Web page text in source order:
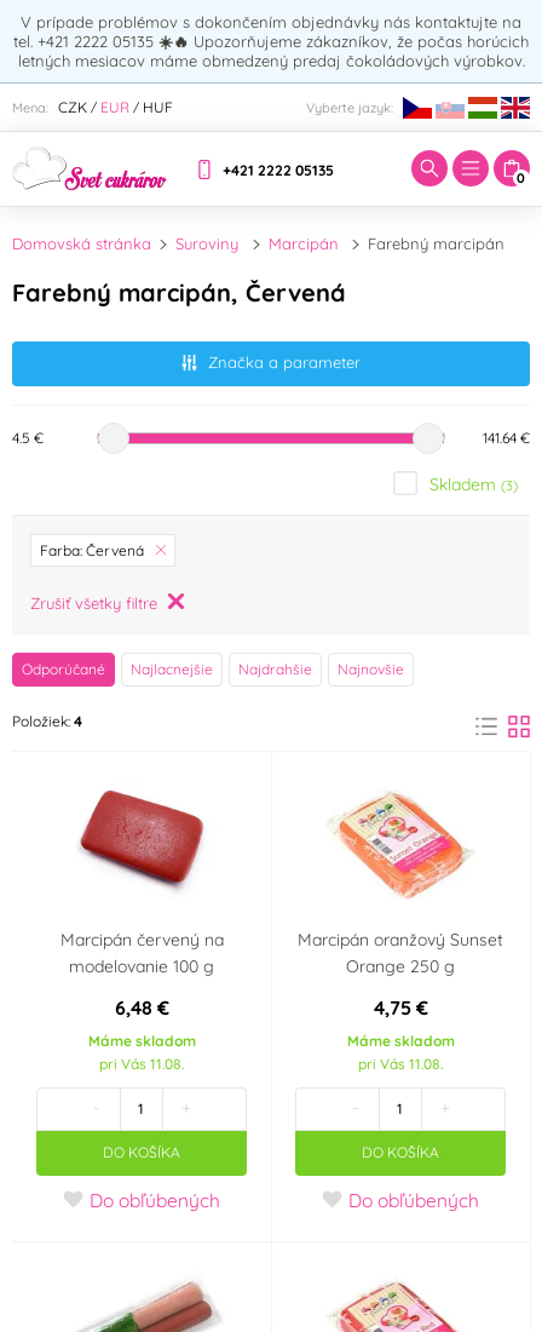
V prípade problémov s dokončením objednávky nás kontaktujte na
tel. +421 2222 05135 ☀️🔥 Upozorňujeme zákazníkov, že počas horúcich
letných mesiacov máme obmedzený predaj čokoládových výrobkov.
Mena: CZK / EUR / HUF Vyberte jazyk:
+421 2222 05135 0
Zadajte hľadaný výraz:
Domovská stránka Suroviny Marcipán Farebný marcipán
Farebný marcipán, Červená
Značka a parameter
značka
Frischmann (2)
Odense Marcipan Zeelandia
Farba
Červená (4) Fialová (1)
Oranžová (2) Růžová (3)
Zelená (3) Žlutá (3)
Materiál
Marcipán (4)
Výrobce deklaruje
barviva (AZO free)
(Lactose free)
4.5 € 141.64 €
Skladem (3)
Farba: Červená
Zrušiť všetky filtre
Odporúčané Najlacnejšie Najdrahšie Najnovšie
Položiek: 4
Marcipán červený na
modelovanie 100 g
6,48 €
Máme skladom
pri Vás 11.08.
- +
DO KOŠÍKA
Do obľúbených
Marcipán oranžový Sunset
Orange 250 g
4,75 €
Máme skladom
pri Vás 11.08.
- +
DO KOŠÍKA
Do obľúbených